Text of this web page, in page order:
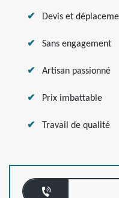
Devis et
Sans engagement
Artisan passionné
Prix imbattable
Travail de qualité